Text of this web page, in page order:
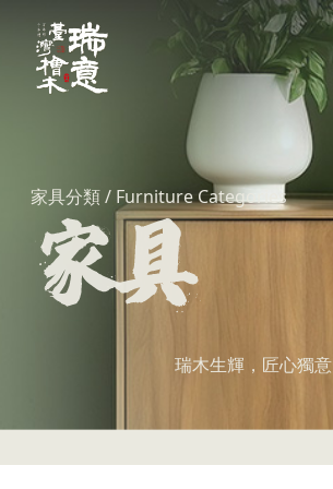
家具分類 / Furniture Categories
瑞木生輝，匠心獨意